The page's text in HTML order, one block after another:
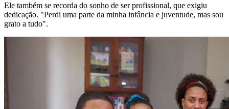
Ele também se recorda do sonho de ser profissional, que exigiu
dedicação. "Perdi uma parte da minha infância e juventude, mas sou
grato a tudo".